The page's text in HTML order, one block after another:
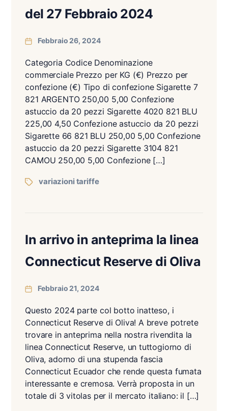
del 27 Febbraio 2024
Febbraio 26, 2024
Categoria Codice Denominazione
commerciale Prezzo per KG (€) Prezzo per
confezione (€) Tipo di confezione Sigarette 7
821 ARGENTO 250,00 5,00 Confezione
astuccio da 20 pezzi Sigarette 4020 821 BLU
225,00 4,50 Confezione astuccio da 20 pezzi
Sigarette 66 821 BLU 250,00 5,00 Confezione
astuccio da 20 pezzi Sigarette 3104 821
CAMOU 250,00 5,00 Confezione […]
variazioni tariffe
In arrivo in anteprima la linea
Connecticut Reserve di Oliva
Febbraio 21, 2024
Questo 2024 parte col botto inatteso, i
Connecticut Reserve di Oliva! A breve potrete
trovare in anteprima nella nostra rivendita la
linea Connecticut Reserve, un tuttogiorno di
Oliva, adorno di una stupenda fascia
Connecticut Ecuador che rende questa fumata
interessante e cremosa. Verrà proposta in un
totale di 3 vitolas per il mercato italiano: il […]